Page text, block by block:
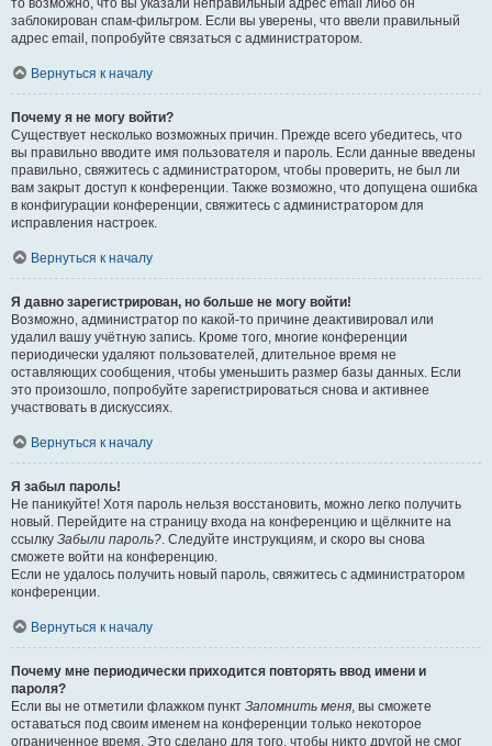
то возможно, что вы указали неправильный адрес email либо он
заблокирован спам-фильтром. Если вы уверены, что ввели правильный
адрес email, попробуйте связаться с администратором.
Вернуться к началу
Почему я не могу войти?
Существует несколько возможных причин. Прежде всего убедитесь, что
вы правильно вводите имя пользователя и пароль. Если данные введены
правильно, свяжитесь с администратором, чтобы проверить, не был ли
вам закрыт доступ к конференции. Также возможно, что допущена ошибка
в конфигурации конференции, свяжитесь с администратором для
исправления настроек.
Вернуться к началу
Я давно зарегистрирован, но больше не могу войти!
Возможно, администратор по какой-то причине деактивировал или
удалил вашу учётную запись. Кроме того, многие конференции
периодически удаляют пользователей, длительное время не
оставляющих сообщения, чтобы уменьшить размер базы данных. Если
это произошло, попробуйте зарегистрироваться снова и активнее
участвовать в дискуссиях.
Вернуться к началу
Я забыл пароль!
Не паникуйте! Хотя пароль нельзя восстановить, можно легко получить
новый. Перейдите на страницу входа на конференцию и щёлкните на
ссылку Забыли пароль?. Следуйте инструкциям, и скоро вы снова
сможете войти на конференцию.
Если не удалось получить новый пароль, свяжитесь с администратором
конференции.
Вернуться к началу
Почему мне периодически приходится повторять ввод имени и
пароля?
Если вы не отметили флажком пункт Запомнить меня, вы сможете
оставаться под своим именем на конференции только некоторое
ограниченное время. Это сделано для того, чтобы никто другой не смог